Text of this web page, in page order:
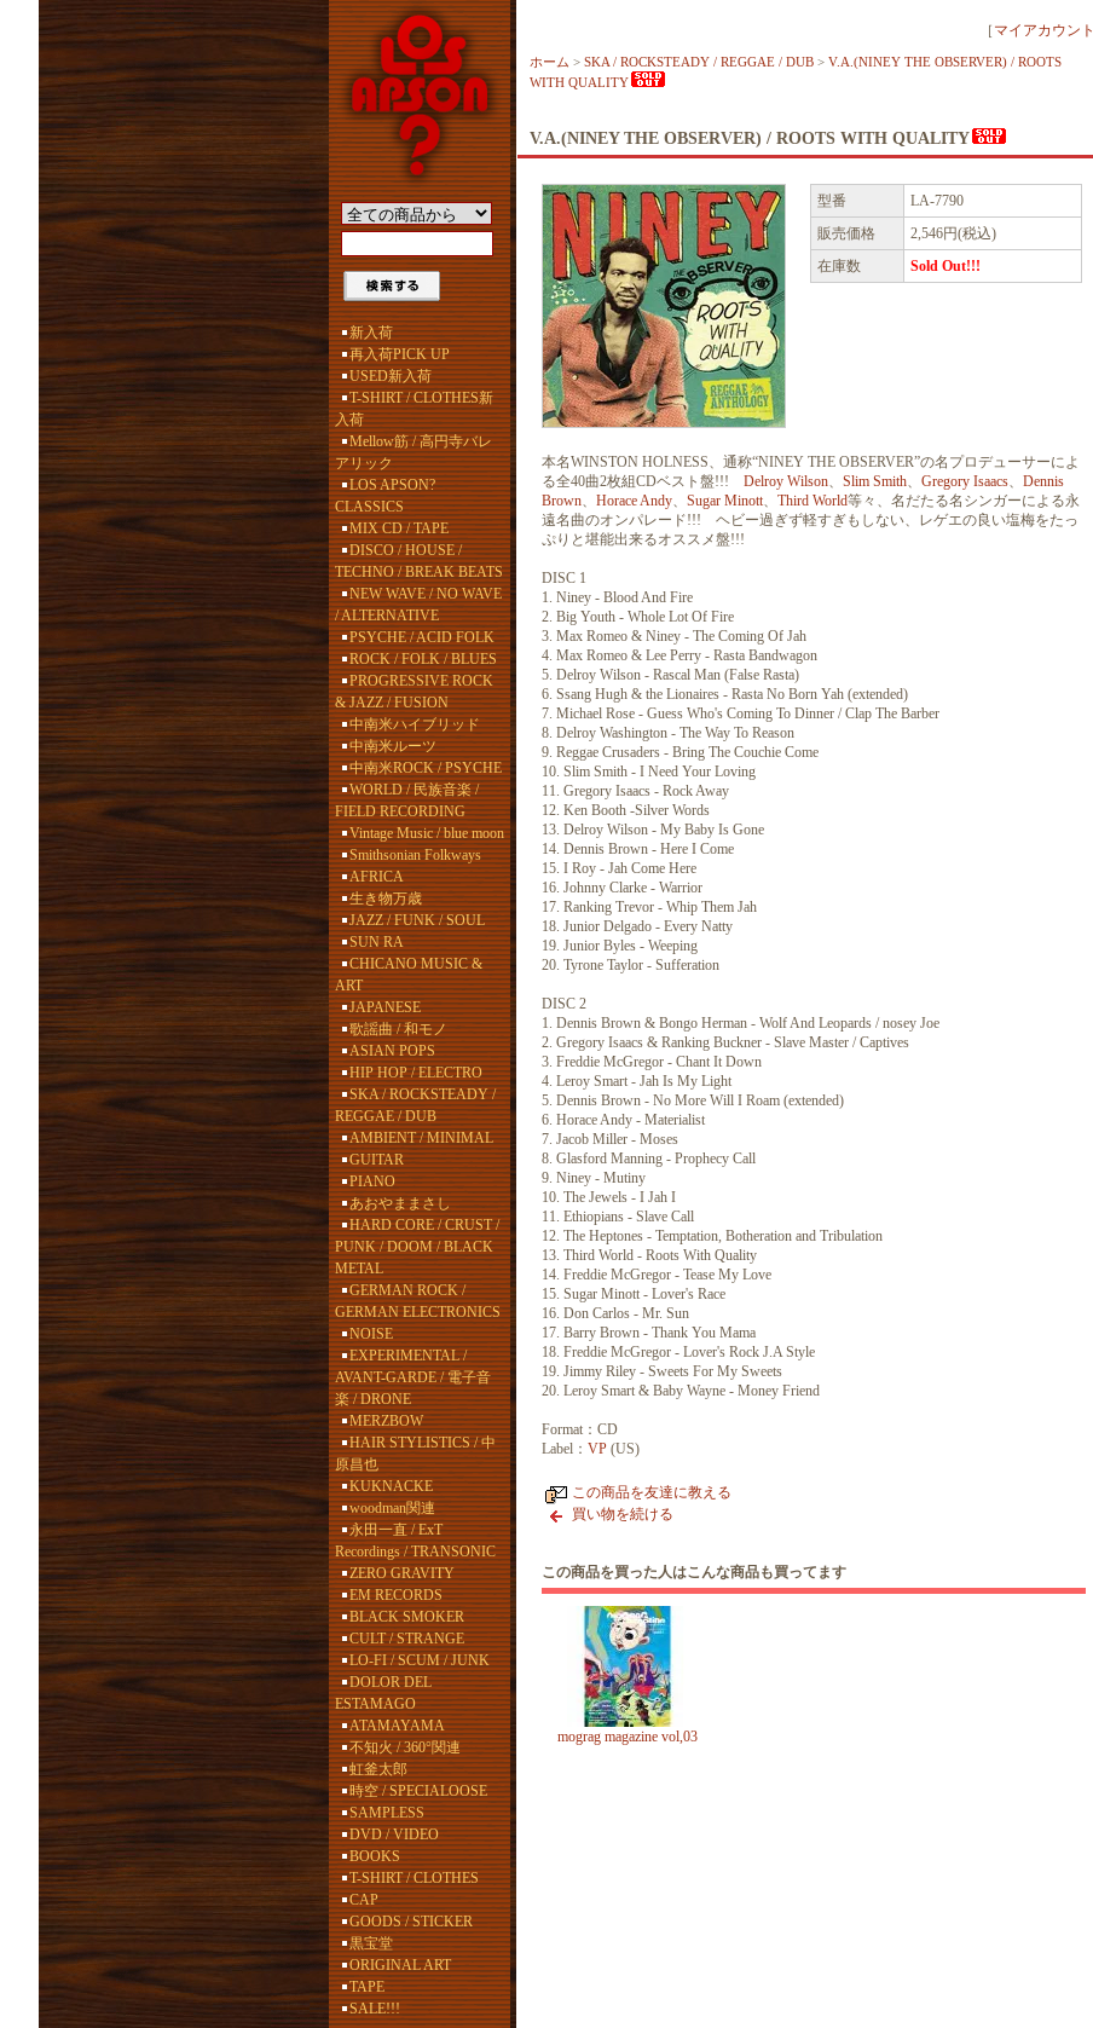
新入荷
再入荷PICK UP
USED新入荷
T-SHIRT / CLOTHES新
入荷
Mellow筋 / 高円寺バレ
アリック
LOS APSON?
CLASSICS
MIX CD / TAPE
DISCO / HOUSE /
TECHNO / BREAK BEATS
NEW WAVE / NO WAVE
/ ALTERNATIVE
PSYCHE / ACID FOLK
ROCK / FOLK / BLUES
PROGRESSIVE ROCK
& JAZZ / FUSION
中南米ハイブリッド
中南米ルーツ
中南米ROCK / PSYCHE
WORLD / 民族音楽 /
FIELD RECORDING
Vintage Music / blue moon
Smithsonian Folkways
AFRICA
生き物万歳
JAZZ / FUNK / SOUL
SUN RA
CHICANO MUSIC &
ART
JAPANESE
歌謡曲 / 和モノ
ASIAN POPS
HIP HOP / ELECTRO
SKA / ROCKSTEADY /
REGGAE / DUB
AMBIENT / MINIMAL
GUITAR
PIANO
あおやままさし
HARD CORE / CRUST /
PUNK / DOOM / BLACK
METAL
GERMAN ROCK /
GERMAN ELECTRONICS
NOISE
EXPERIMENTAL /
AVANT-GARDE / 電子音
楽 / DRONE
MERZBOW
HAIR STYLISTICS / 中
原昌也
KUKNACKE
woodman関連
永田一直 / ExT
Recordings / TRANSONIC
ZERO GRAVITY
EM RECORDS
BLACK SMOKER
CULT / STRANGE
LO-FI / SCUM / JUNK
DOLOR DEL
ESTAMAGO
ATAMAYAMA
不知火 / 360°関連
虹釜太郎
時空 / SPECIALOOSE
SAMPLESS
DVD / VIDEO
BOOKS
T-SHIRT / CLOTHES
CAP
GOODS / STICKER
黒宝堂
ORIGINAL ART
TAPE
SALE!!!
［ マイアカウント
ホーム > SKA / ROCKSTEADY / REGGAE / DUB > V.A.(NINEY THE OBSERVER) / ROOTS
WITH QUALITY
V.A.(NINEY THE OBSERVER) / ROOTS WITH QUALITY
型番
LA-7790
販売価格
2,546円(税込)
在庫数
Sold Out!!!
本名WINSTON HOLNESS、通称“NINEY THE OBSERVER”の名プロデューサーによ
る全40曲2枚組CDベスト盤!!! Delroy Wilson、 Slim Smith、 Gregory Isaacs、 Dennis
Brown、 Horace Andy、 Sugar Minott、 Third World等々、名だたる名シンガーによる永
遠名曲のオンパレード!!! ヘビー過ぎず軽すぎもしない、レゲエの良い塩梅をたっ
ぷりと堪能出来るオススメ盤!!!
DISC 1
1. Niney - Blood And Fire
2. Big Youth - Whole Lot Of Fire
3. Max Romeo & Niney - The Coming Of Jah
4. Max Romeo & Lee Perry - Rasta Bandwagon
5. Delroy Wilson - Rascal Man (False Rasta)
6. Ssang Hugh & the Lionaires - Rasta No Born Yah (extended)
7. Michael Rose - Guess Who's Coming To Dinner / Clap The Barber
8. Delroy Washington - The Way To Reason
9. Reggae Crusaders - Bring The Couchie Come
10. Slim Smith - I Need Your Loving
11. Gregory Isaacs - Rock Away
12. Ken Booth -Silver Words
13. Delroy Wilson - My Baby Is Gone
14. Dennis Brown - Here I Come
15. I Roy - Jah Come Here
16. Johnny Clarke - Warrior
17. Ranking Trevor - Whip Them Jah
18. Junior Delgado - Every Natty
19. Junior Byles - Weeping
20. Tyrone Taylor - Sufferation
DISC 2
1. Dennis Brown & Bongo Herman - Wolf And Leopards / nosey Joe
2. Gregory Isaacs & Ranking Buckner - Slave Master / Captives
3. Freddie McGregor - Chant It Down
4. Leroy Smart - Jah Is My Light
5. Dennis Brown - No More Will I Roam (extended)
6. Horace Andy - Materialist
7. Jacob Miller - Moses
8. Glasford Manning - Prophecy Call
9. Niney - Mutiny
10. The Jewels - I Jah I
11. Ethiopians - Slave Call
12. The Heptones - Temptation, Botheration and Tribulation
13. Third World - Roots With Quality
14. Freddie McGregor - Tease My Love
15. Sugar Minott - Lover's Race
16. Don Carlos - Mr. Sun
17. Barry Brown - Thank You Mama
18. Freddie McGregor - Lover's Rock J.A Style
19. Jimmy Riley - Sweets For My Sweets
20. Leroy Smart & Baby Wayne - Money Friend
Format：CD
Label： VP (US)
この商品を友達に教える
買い物を続ける
この商品を買った人はこんな商品も買ってます
mograg magazine vol,03